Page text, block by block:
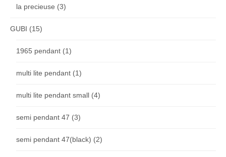
la precieuse (3)
GUBI (15)
1965 pendant (1)
multi lite pendant (1)
multi lite pendant small (4)
semi pendant 47 (3)
semi pendant 47(black) (2)